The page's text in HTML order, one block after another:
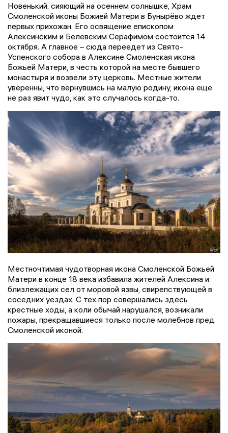
Новенький, сияющий на осеннем солнышке, Храм
Смоленской иконы Божией Матери в Бунырёво ждет
первых прихожан. Его освящение епископом
Алексинским и Белевским Серафимом состоится 14
октября. А главное – сюда переедет из Свято-
Успенского собора в Алексине Смоленская икона
Божьей Матери, в честь которой на месте бывшего
монастыря и возвели эту церковь. Местные жители
уверенны, что вернувшись на малую родину, икона еще
не раз явит чудо, как это случалось когда-то.
Местночтимая чудотворная икона Смоленской Божьей
Матери в конце 18 века избавила жителей Алексина и
близлежащих сел от моровой язвы, свирепствующей в
соседних уездах. С тех пор совершались здесь
крестные ходы, а коли обычай нарушался, возникали
пожары, прекращавшиеся только после молебнов пред
Смоленской иконой.